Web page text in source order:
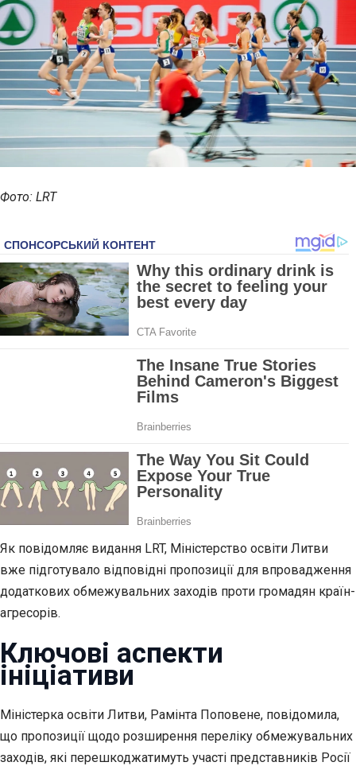
Фото: LRT
Як повідомляє видання LRT, Міністерство освіти Литви
вже підготувало відповідні пропозиції для впровадження
додаткових обмежувальних заходів проти громадян країн-
агресорів.
Ключові аспекти
ініціативи
Міністерка освіти Литви, Рамінта Поповене, повідомила,
що пропозиції щодо розширення переліку обмежувальних
заходів, які перешкоджатимуть участі представників Росії